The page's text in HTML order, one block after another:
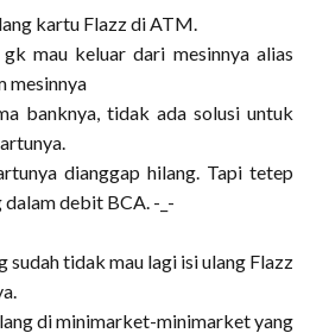
kartu Flazz di ATM.
mau keluar dari mesinnya alias
mesinnya
banknya, tidak ada solusi untuk
dianggap hilang. Tapi tetep
debit BCA. -_-
sudah tidak mau lagi isi ulang Flazz
di minimarket-minimarket yang